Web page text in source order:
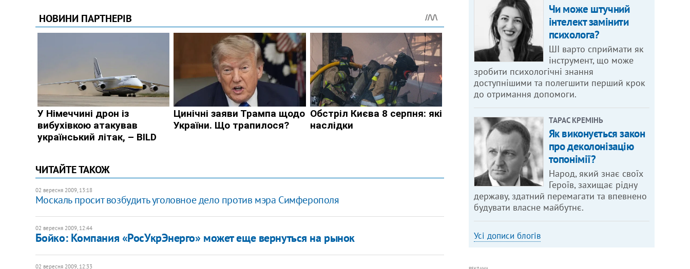
ЧИТАЙТЕ ТАКОЖ
02 вересня 2009, 13:18
Москаль просит возбудить уголовное дело против мэра Симферополя
02 вересня 2009, 12:44
Бойко: Компания «РосУкрЭнерго» может еще вернуться на рынок
02 вересня 2009, 12:33
Чи може штучний
інтелект замінити
психолога?
ШІ варто сприймати як
інструмент, що може
зробити психологічні знання
доступнішими та полегшити перший крок
до отримання допомоги.
ТАРАС КРЕМІНЬ
Як виконується закон
про деколонізацію
топонімії?
Народ, який знає своїх
Героїв, захищає рідну
державу, здатний перемагати та впевнено
будувати власне майбутнє.
Усі дописи блогів